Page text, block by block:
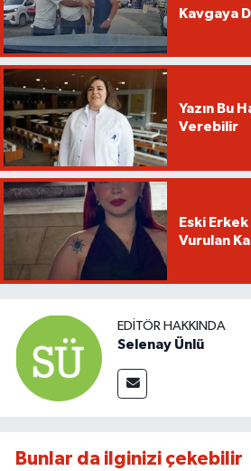
Kavgaya
Yazın Bu
Verebilir
Eski Erkek
Vurulan
EDITÖR HAKKINDA
Selenay Ünlü
Bunlar da ilginizi çekebilir